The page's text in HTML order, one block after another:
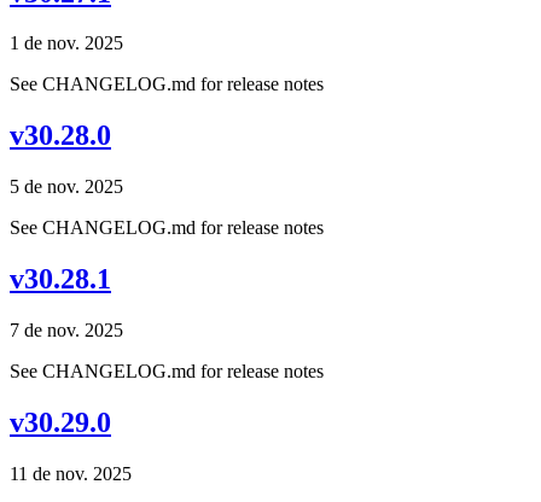
1 de nov. 2025
See CHANGELOG.md for release notes
v30.28.0
5 de nov. 2025
See CHANGELOG.md for release notes
v30.28.1
7 de nov. 2025
See CHANGELOG.md for release notes
v30.29.0
11 de nov. 2025